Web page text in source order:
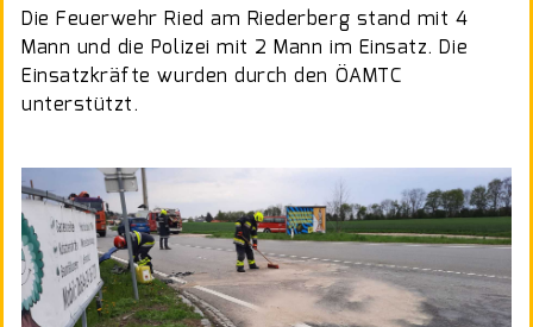
Die Feuerwehr Ried am Riederberg stand mit 4
Mann und die Polizei mit 2 Mann im Einsatz. Die
Einsatzkräfte wurden durch den ÖAMTC
unterstützt.